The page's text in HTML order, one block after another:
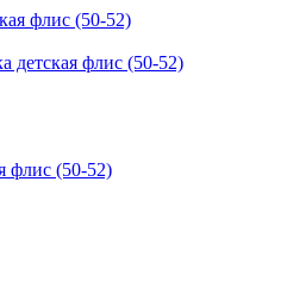
детская флис (50-52)
флис (50-52)